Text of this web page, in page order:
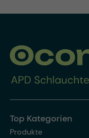
Top Kategorien
Produkte